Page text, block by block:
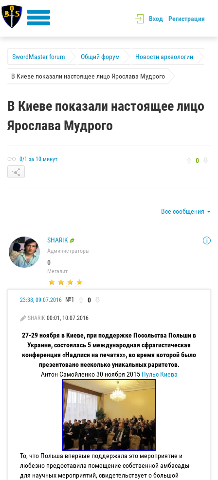
Вход Регистрация
SwordMaster forum Общий форум Новости археологии
В Киеве показали настоящее лицо Ярослава Мудрого
В Киеве показали настоящее лицо
Ярослава Мудрого
0/1 за 10 минут 0
Все сообщения
SHARIK
Администраторы
0
Мегалит
23:38, 09.07.2016 №1 0
SHARIK 00:01, 10.07.2016
27-29 ноября в Киеве, при поддержке Посольства Польши в
Украине, состоялась 5 международная сфрагистическая
конференция «Надписи на печатях», во время которой было
презентовано несколько уникальных раритетов.
Антон Самойленко 30 ноября 2015 Пульс Киева
То, что Польша впервые поддержала это мероприятие и
любезно предоставила помещение собственной амбасады
для научных мероприятий, свидетельствует о большой